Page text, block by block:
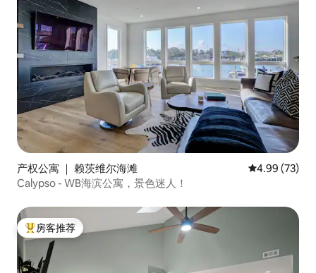
产权公寓 ｜ 赖茨维尔海滩 平均评分
4.99 (73)
Calypso - WB海滨公寓，景色迷人！
热门「房客推荐」
房客推荐